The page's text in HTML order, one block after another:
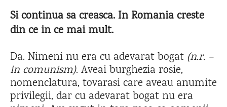
Si continua sa creasca. In Romania creste
din ce in ce mai mult.
Da. Nimeni nu era cu adevarat bogat (n.r. –
in comunism). Aveai burghezia rosie,
nomenclatura, tovarasi care aveau anumite
privilegii, dar cu adevarat bogat nu era